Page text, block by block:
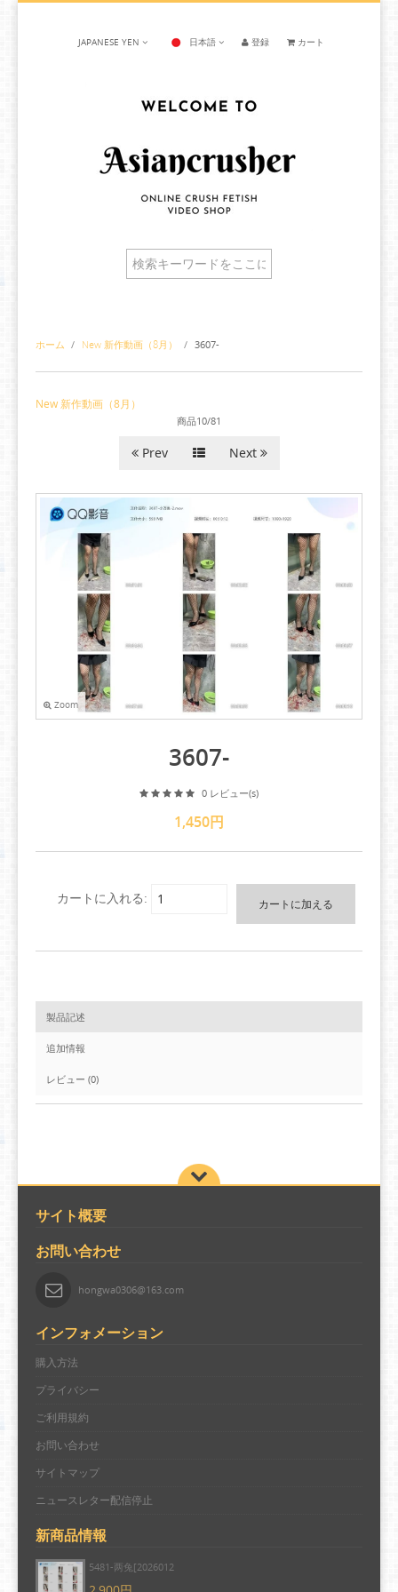
JAPANESE YEN 日本語 登録 カート
ホーム / New 新作動画（8月） / 3607-
New 新作動画（8月）
商品10/81
Prev Next
Zoom
3607-
0 レビュー(s)
1,450円
カートに入れる:
製品記述
追加情報
レビュー (0)
サイト概要
お問い合わせ
hongwa0306@163.com
インフォメーション
購入方法
プライバシー
ご利用規約
お問い合わせ
サイトマップ
ニュースレター配信停止
新商品情報
5481-两兔[2026012